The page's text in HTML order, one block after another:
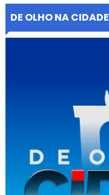
DE OLHO NA CIDADE